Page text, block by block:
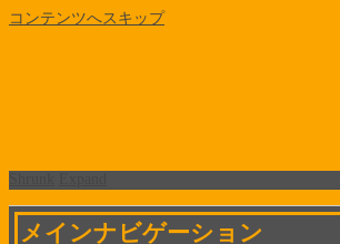
コンテンツへスキップ
メインナビゲーション